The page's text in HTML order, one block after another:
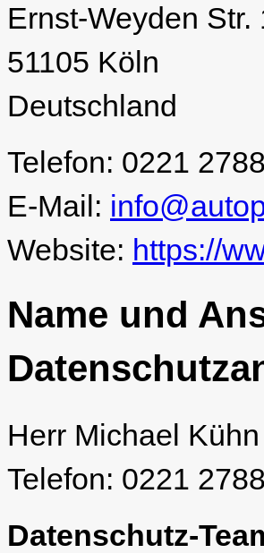
Ernst-Weyden Str.
51105 Köln
Deutschland
Telefon: 0221
E-Mail:
Website: https://
Name und
Herr Michael Kühn
Telefon: 0221
Datenschutz-